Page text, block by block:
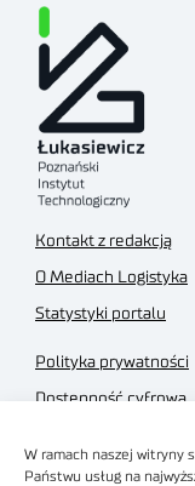
W ramach naszej witryny
Państwu usług na
Kontakt z redakcją
O Mediach Logistyka
Statystyki portalu
Polityka prywatności
Dostępność cyfrowa
Regulamin sklepu